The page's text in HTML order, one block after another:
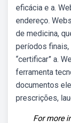
eficácia e a.
endereço.
de medicina,
períodos finais,
“certificar” a.
ferramenta
documentos
prescrições,
For more